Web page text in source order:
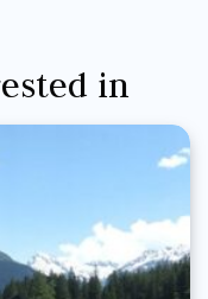
in